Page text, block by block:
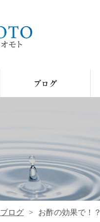
ブログ
ブログ お酢の効果で！？